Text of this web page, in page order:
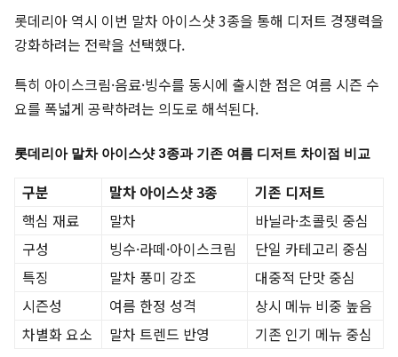
롯데리아 역시 이번 말차 아이스샷 3종을 통해 디저트 경쟁력을
강화하려는 전략을 선택했다.
특히 아이스크림·음료·빙수를 동시에 출시한 점은 여름 시즌 수
요를 폭넓게 공략하려는 의도로 해석된다.
롯데리아 말차 아이스샷 3종과 기존 여름 디저트 차이점 비교
구분 말차 아이스샷 3종
기존 디저트
핵심 재료
말차
바닐라·초콜릿 중심
구성
빙수·라떼·아이스크림
단일 카테고리 중심
특징
말차 풍미 강조
대중적 단맛 중심
시즌성
여름 한정 성격
상시 메뉴 비중 높음
차별화 요소
말차 트렌드 반영 기존 인기 메뉴 중심